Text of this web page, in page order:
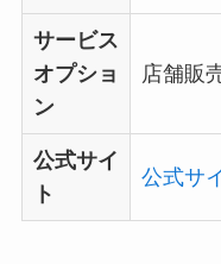
サービス
オプショ
ン
店舗販
公式サイ
ト
公式サ